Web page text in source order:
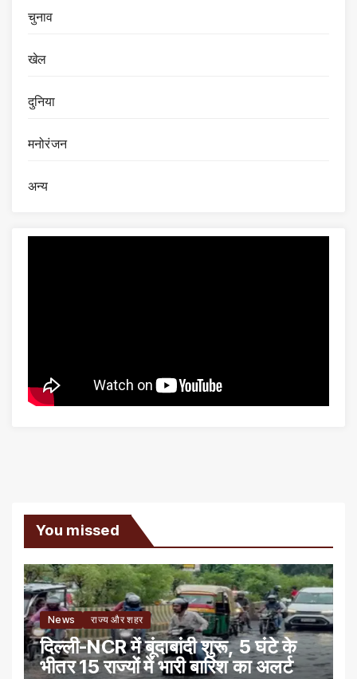
चुनाव
खेल
दुनिया
मनोरंजन
अन्य
You missed
News राज्य और शहर
दिल्ली-NCR में बूंदाबांदी शुरू, 5 घंटे के
भीतर 15 राज्यों में भारी बारिश का अलर्ट